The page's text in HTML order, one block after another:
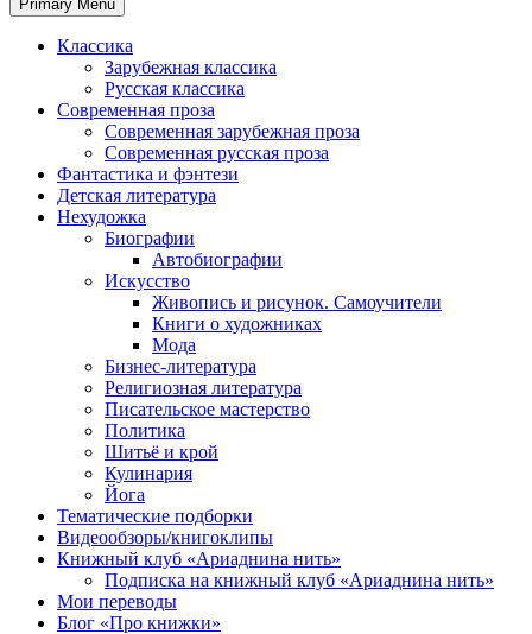
Primary Menu
Классика
Зарубежная классика
Русская классика
Современная проза
Современная зарубежная проза
Современная русская проза
Фантастика и фэнтези
Детская литература
Нехудожка
Биографии
Автобиографии
Искусство
Живопись и рисунок. Самоучители
Книги о художниках
Мода
Бизнес-литература
Религиозная литература
Писательское мастерство
Политика
Шитьё и крой
Кулинария
Йога
Тематические подборки
Видеообзоры/книгоклипы
Книжный клуб «Ариаднина нить»
Подписка на книжный клуб «Ариаднина нить»
Мои переводы
Блог «Про книжки»